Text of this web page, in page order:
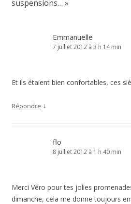
suspensions… »
Emmanuelle
7 juillet 2012 à 3 h 14 min
Et ils étaient bien confortables, ces
Répondre ↓
flo
8 juillet 2012 à 1 h 40 min
Merci Véro pour tes jolies
dimanche, cela me donne toujours